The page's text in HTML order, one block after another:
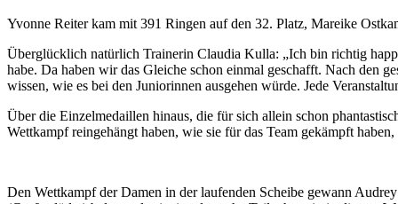
Yvonne Reiter kam mit 391 Ringen auf den 32. Platz, Mareike
Überglücklich natürlich Trainerin Claudia Kulla: „Ich bin richtig
habe. Da haben wir das Gleiche schon einmal geschafft. Nach den
wissen, wie es bei den Juniorinnen ausgehen würde. Jede
Über die Einzelmedaillen hinaus, die für sich allein schon
Wettkampf reingehängt haben, wie sie für das Team gekämpft
Den Wettkampf der Damen in der laufenden Scheibe gewann